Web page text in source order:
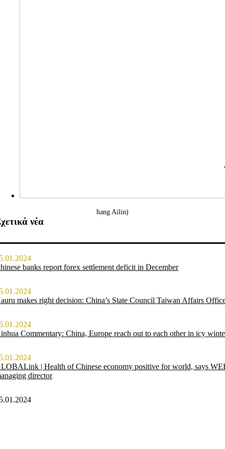
hang Ailin)
νέα
banks report forex settlement deficit in December
makes right decision: China’s State Council Taiwan Affairs
Commentary: China, Europe reach out to each other in icy
| Health of Chinese economy positive for world, says
director